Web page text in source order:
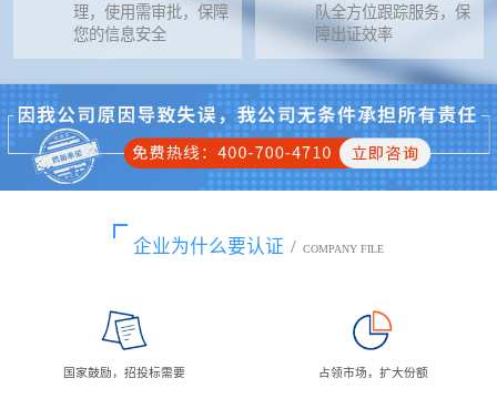
理，使用需审批，保障
您的信息安全
队全方位跟踪服务，保
障出证效率
企业为什么要认证 / COMPANY FILE
国家鼓励，招投标需要 占领市场，扩大份额